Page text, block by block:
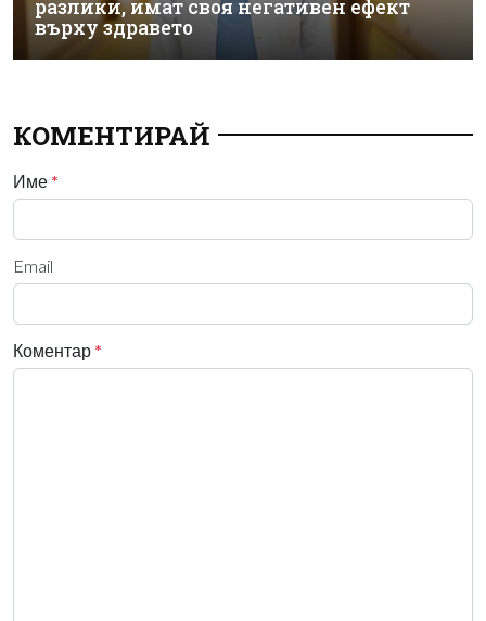
разлики, имат своя негативен ефект
върху здравето
КОМЕНТИРАЙ
Име *
Email
Коментар *